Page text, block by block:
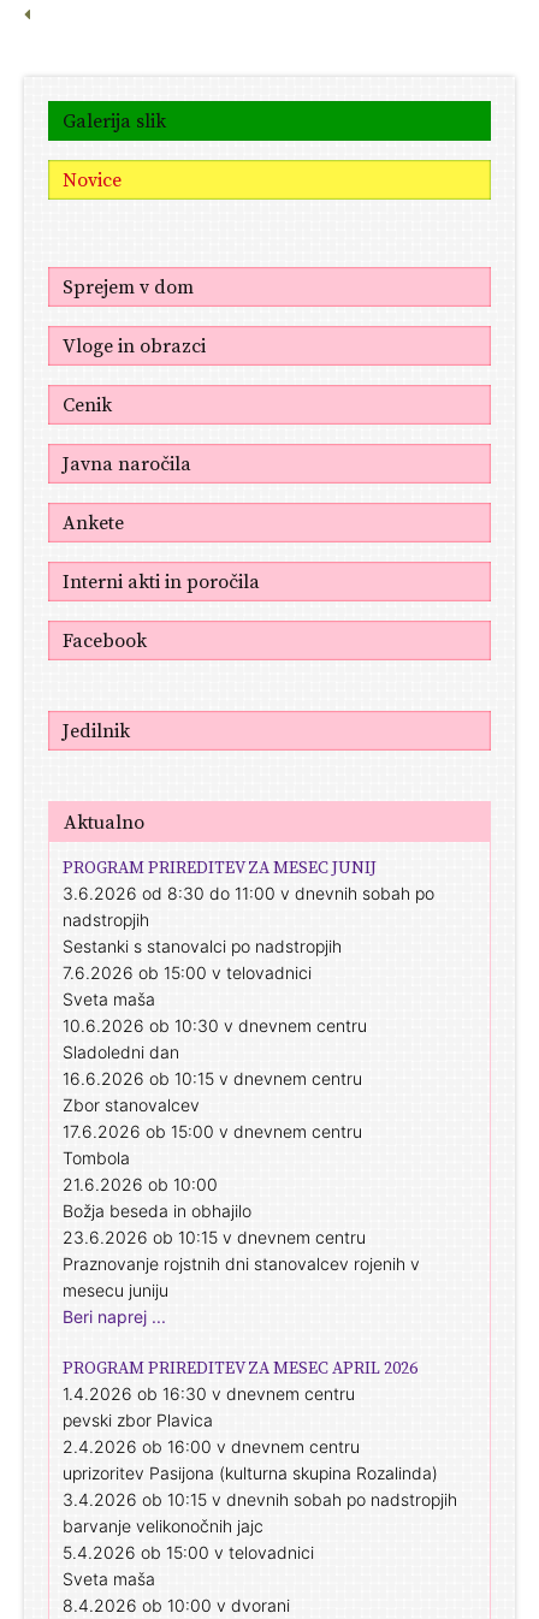
Galerija slik
Novice
Sprejem v dom
Vloge in obrazci
Cenik
Javna naročila
Ankete
Interni akti in poročila
Facebook
Jedilnik
Aktualno
PROGRAM PRIREDITEV ZA MESEC JUNIJ
3.6.2026 od 8:30 do 11:00 v dnevnih sobah po
nadstropjih
Sestanki s stanovalci po nadstropjih
7.6.2026 ob 15:00 v telovadnici
Sveta maša
10.6.2026 ob 10:30 v dnevnem centru
Sladoledni dan
16.6.2026 ob 10:15 v dnevnem centru
Zbor stanovalcev
17.6.2026 ob 15:00 v dnevnem centru
Tombola
21.6.2026 ob 10:00
Božja beseda in obhajilo
23.6.2026 ob 10:15 v dnevnem centru
Praznovanje rojstnih dni stanovalcev rojenih v
mesecu juniju
Beri naprej ...
PROGRAM PRIREDITEV ZA MESEC APRIL 2026
1.4.2026 ob 16:30 v dnevnem centru
pevski zbor Plavica
2.4.2026 ob 16:00 v dnevnem centru
uprizoritev Pasijona (kulturna skupina Rozalinda)
3.4.2026 ob 10:15 v dnevnih sobah po nadstropjih
barvanje velikonočnih jajc
5.4.2026 ob 15:00 v telovadnici
Sveta maša
8.4.2026 ob 10:00 v dvorani